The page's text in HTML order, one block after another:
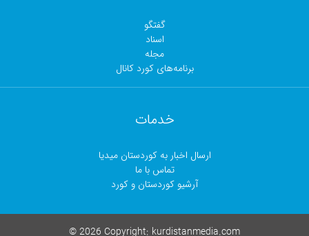
گفتگو
اسناد
مجلە
برنامەهای کورد کانال
خدمات
ارسال اخبار بە کوردستان میدیا
تماس با ما
آرشیو کوردستان و کورد
© 2026 Copyright: kurdistanmedia.com